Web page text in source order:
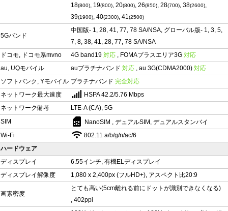
18(800), 19(800), 20(800), 26(850), 28(700), 38(2600),
39(1900), 40(2300), 41(2500)
5Gバンド
中国版- 1, 28, 41, 77, 78 SA/NSA, グローバル版- 1, 3, 5,
7, 8, 38, 41, 28, 77, 78 SA/NSA
ドコモ, ドコモ系mvno
4G band19 対応 , FOMAプラスエリア3G 対応
au, UQモバイル
auプラチナバンド 対応 , au 3G(CDMA2000) 対応
ソフトバンク, Yモバイル プラチナバンド 完全対応
ネットワーク最大速度
HSPA 42.2/5.76 Mbps
ネットワーク備考
LTE-A (CA), 5G
SIM
sim_card NanoSIM , デュアルSIM, デュアルスタンバイ
Wi-Fi
802.11 a/b/g/n/ac/6
ハードウェア
ディスプレイ
6.55インチ, 有機ELディスプレイ
ディスプレイ解像度
1,080 x 2,400px (フルHD+), アスペクト比20:9
画素密度
とても高い(5cm離れる前にドットが識別できなくなる)
, 402ppi